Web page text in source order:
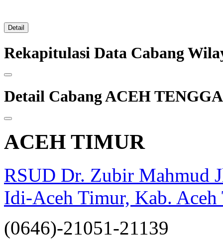
Detail
Rekapitulasi Data Cabang
Detail Cabang ACEH
ACEH TIMUR
RSUD Dr. Zubir Mahmud
Idi-Aceh Timur, Kab.
(0646)-21051-21139